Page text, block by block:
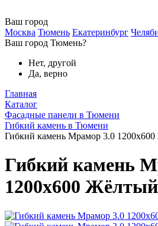
Ваш город
Москва Тюмень Екатеринбург
Ваш город Тюмень?
Нет, другой
Да, верно
Главная
Каталог
Фасадные панели в Тюмени
Гибкий камень в Тюмени
Гибкий камень Мрамор 3.0
Гибкий камень
1200x600 Жёлтый